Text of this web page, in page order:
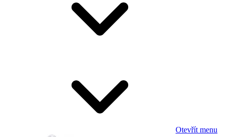
Otevřít menu